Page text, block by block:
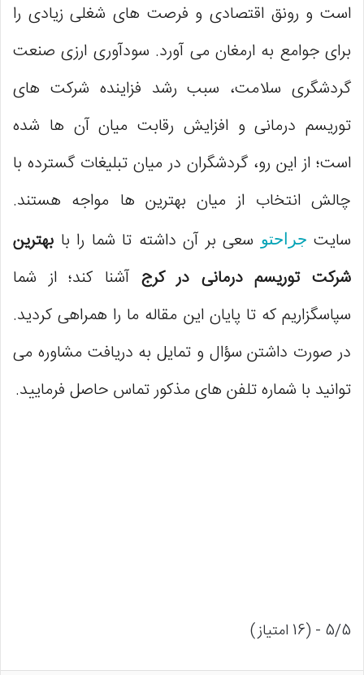
است و رونق اقتصادی و فرصت های شغلی زیادی را
برای جوامع به ارمغان می آورد. سودآوری ارزی صنعت
گردشگری سلامت، سبب رشد فزاینده شرکت های
توریسم درمانی و افزایش رقابت میان آن ها شده
است؛ از این رو، گردشگران در میان تبلیغات گسترده با
چالش انتخاب از میان بهترین ها مواجه هستند.
سایت جراحتوسعی بر آن داشته تا شما را با بهترین
شرکت توریسم درمانی در کرج آشنا کند؛ از شما
سپاسگزاریم که تا پایان این مقاله ما را همراهی کردید.
در صورت داشتن سؤال و تمایل به دریافت مشاوره می
توانید با شماره تلفن های مذکور تماس حاصل فرمایید.
5/5 - (16 امتیاز)